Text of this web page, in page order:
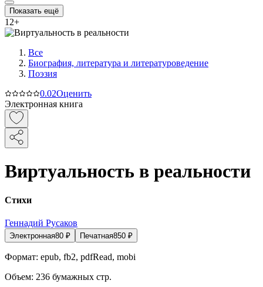
Показать ещё
12+
Все
Биография, литература и литературоведение
Поэзия
0.02Оценить
Электронная книга
Виртуальность в реальности
Стихи
Геннадий Русаков
Электронная80 ₽ Печатная850 ₽
Формат: epub, fb2, pdfRead, mobi
Объем: 236 бумажных стр.